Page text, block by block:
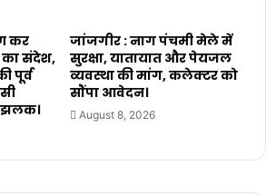
कर
का संदेश,
पूर्व
झलक।
जांजगीर : नाग पंचमी मेले में
सुरक्षा, यातायात और पेयजल
व्यवस्था की मांग, कलेक्टर को
सौंपा आवेदन।
August 8, 2026